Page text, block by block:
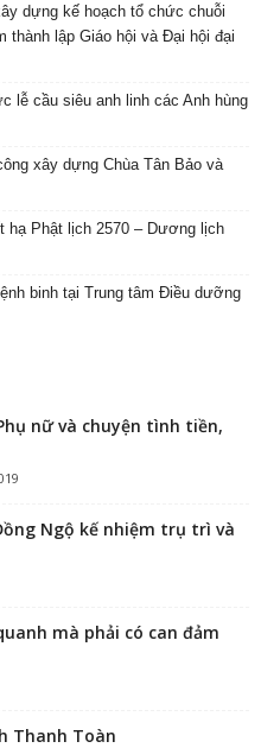
dựng kế hoạch tổ chức chuỗi
thành lập Giáo hội và Đại hội đại
lễ cầu siêu anh linh các Anh hùng
xây dựng Chùa Tân Bảo và
hạ Phật lịch 2570 – Dương lịch
binh tại Trung tâm Điều dưỡng
nữ và chuyện tình tiền,
Ngộ kế nhiệm trụ trì và
mà phải có can đảm
Thanh Toàn